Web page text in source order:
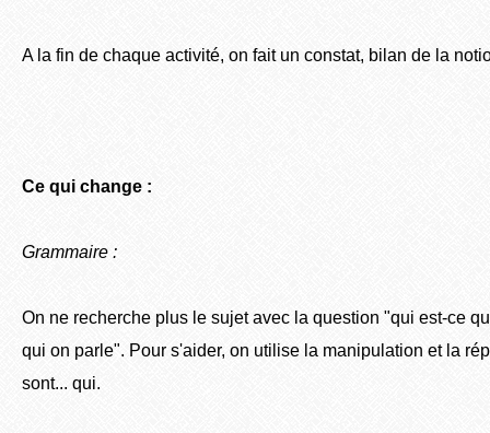
A la fin de chaque activité, on fait un constat, bilan de la
Ce qui change :
Grammaire :
On ne recherche plus le sujet avec la question "qui est-ce
qui on parle". Pour s'aider, on utilise la manipulation et la
sont... qui.